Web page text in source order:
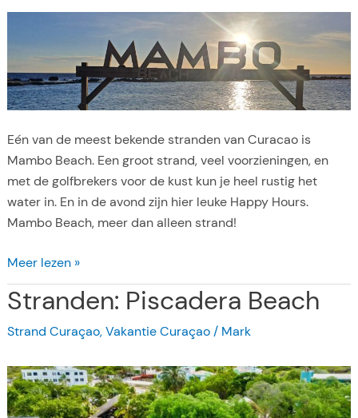
w
u
l
i
e
m
e
v
k
a
n
t
e
a
H
r
s
o
p
C
u
r
a
a
o
Eén van de meest bekende stranden van Curacao is
Mambo Beach. Een groot strand, veel voorzieningen, en
met de golfbrekers voor de kust kun je heel rustig het
water in. En in de avond zijn hier leuke Happy Hours.
Mambo Beach, meer dan alleen strand!
S
t
r
a
d
e
n
Meer lezen »
Stranden: Piscadera Beach
Strand Curaçao,Vakantie Curaçao/ Mark